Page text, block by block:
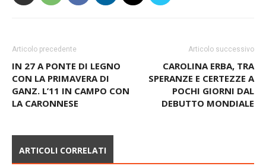
Articolo precedente
IN 27 A PONTE DI LEGNO
GANZ. L’11 IN CAMPO CON
LA CARONNESE
Articolo successivo
CAROLINA ERBA, TRA